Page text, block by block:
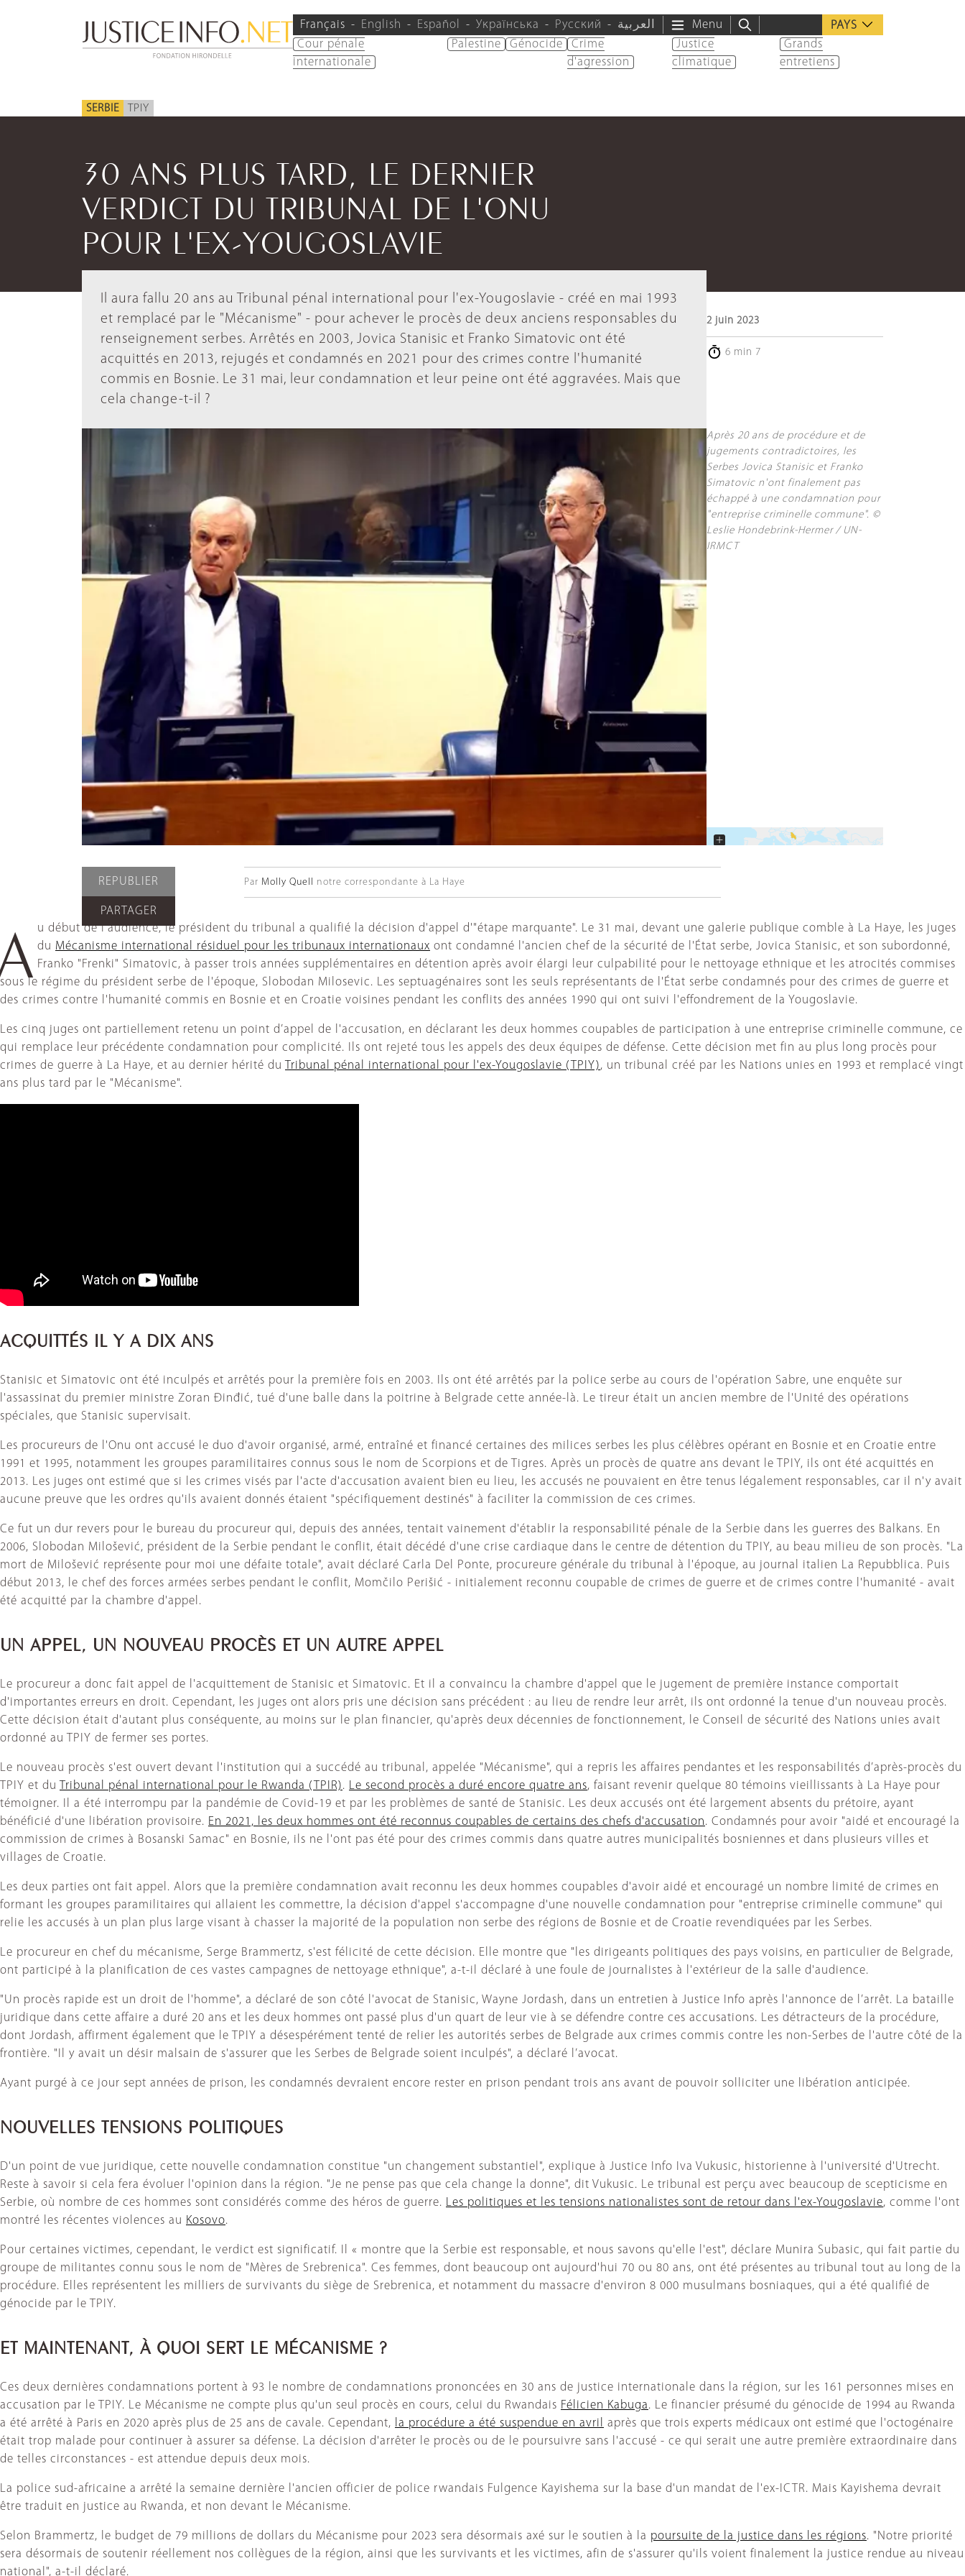
Français English Español Українська Русский العربية Menu
PAYS
Cour pénale
internationale
Palestine Génocide
Crime
d'agression
Justice
climatique
Grands
entretiens
SERBIE TPIY
30 ANS PLUS TARD, LE DERNIER
VERDICT DU TRIBUNAL DE L'ONU
POUR L'EX-YOUGOSLAVIE
Il aura fallu 20 ans au Tribunal pénal international pour l'ex-Yougoslavie - créé en mai 1993
et remplacé par le "Mécanisme" - pour achever le procès de deux anciens responsables du
renseignement serbes. Arrêtés en 2003, Jovica Stanisic et Franko Simatovic ont été
acquittés en 2013, rejugés et condamnés en 2021 pour des crimes contre l'humanité
commis en Bosnie. Le 31 mai, leur condamnation et leur peine ont été aggravées. Mais que
cela change-t-il ?
2 juin 2023
6 min 7
Après 20 ans de procédure et de
jugements contradictoires, les
Serbes Jovica Stanisic et Franko
Simatovic n'ont finalement pas
échappé à une condamnation pour
"entreprise criminelle commune". ©
Leslie Hondebrink-Hermer / UN-
IRMCT
+
REPUBLIER
PARTAGER
Par Molly Quell notre correspondante à La Haye
u début de l'audience, le président du tribunal a qualifié la décision d'appel d'"étape marquante". Le 31 mai, devant une galerie publique comble à La Haye, les juges
du Mécanisme international résiduel pour les tribunaux internationaux ont condamné l'ancien chef de la sécurité de l'État serbe, Jovica Stanisic, et son subordonné,
Franko "Frenki" Simatovic, à passer trois années supplémentaires en détention après avoir élargi leur culpabilité pour le nettoyage ethnique et les atrocités commises
sous le régime du président serbe de l'époque, Slobodan Milosevic. Les septuagénaires sont les seuls représentants de l'État serbe condamnés pour des crimes de guerre et
des crimes contre l'humanité commis en Bosnie et en Croatie voisines pendant les conflits des années 1990 qui ont suivi l'effondrement de la Yougoslavie.
Les cinq juges ont partiellement retenu un point d’appel de l'accusation, en déclarant les deux hommes coupables de participation à une entreprise criminelle commune, ce
qui remplace leur précédente condamnation pour complicité. Ils ont rejeté tous les appels des deux équipes de défense. Cette décision met fin au plus long procès pour
crimes de guerre à La Haye, et au dernier hérité du
Tribunal pénal international pour l'ex-Yougoslavie (TPIY), un tribunal créé par les Nations unies en 1993 et remplacé vingt
ans plus tard par le "Mécanisme".
ACQUITTÉS IL Y A DIX ANS
Stanisic et Simatovic ont été inculpés et arrêtés pour la première fois en 2003. Ils ont été arrêtés par la police serbe au cours de l'opération Sabre, une enquête sur
l'assassinat du premier ministre Zoran Đinđić, tué d'une balle dans la poitrine à Belgrade cette année-là. Le tireur était un ancien membre de l'Unité des opérations
spéciales, que Stanisic supervisait.
Les procureurs de l'Onu ont accusé le duo d'avoir organisé, armé, entraîné et financé certaines des milices serbes les plus célèbres opérant en Bosnie et en Croatie entre
1991 et 1995, notamment les groupes paramilitaires connus sous le nom de Scorpions et de Tigres. Après un procès de quatre ans devant le TPIY, ils ont été acquittés en
2013. Les juges ont estimé que si les crimes visés par l'acte d'accusation avaient bien eu lieu, les accusés ne pouvaient en être tenus légalement responsables, car il n'y avait
aucune preuve que les ordres qu'ils avaient donnés étaient "spécifiquement destinés" à faciliter la commission de ces crimes.
Ce fut un dur revers pour le bureau du procureur qui, depuis des années, tentait vainement d'établir la responsabilité pénale de la Serbie dans les guerres des Balkans. En
2006, Slobodan Milošević, président de la Serbie pendant le conflit, était décédé d'une crise cardiaque dans le centre de détention du TPIY, au beau milieu de son procès. "La
mort de Milošević représente pour moi une défaite totale", avait déclaré Carla Del Ponte, procureure générale du tribunal à l'époque, au journal italien La Repubblica. Puis
début 2013, le chef des forces armées serbes pendant le conflit, Momčilo Perišić - initialement reconnu coupable de crimes de guerre et de crimes contre l'humanité - avait
été acquitté par la chambre d'appel.
UN APPEL, UN NOUVEAU PROCÈS ET UN AUTRE APPEL
Le procureur a donc fait appel de l'acquittement de Stanisic et Simatovic. Et il a convaincu la chambre d'appel que le jugement de première instance comportait
d'importantes erreurs en droit. Cependant, les juges ont alors pris une décision sans précédent : au lieu de rendre leur arrêt, ils ont ordonné la tenue d'un nouveau procès.
Cette décision était d'autant plus conséquente, au moins sur le plan financier, qu'après deux décennies de fonctionnement, le Conseil de sécurité des Nations unies avait
ordonné au TPIY de fermer ses portes.
Le nouveau procès s'est ouvert devant l'institution qui a succédé au tribunal, appelée "Mécanisme", qui a repris les affaires pendantes et les responsabilités d’après-procès du
TPIY et du
Tribunal pénal international pour le Rwanda (TPIR). Le second procès a duré encore quatre ans, faisant revenir quelque 80 témoins vieillissants à La Haye pour
témoigner. Il a été interrompu par la pandémie de Covid-19 et par les problèmes de santé de Stanisic. Les deux accusés ont été largement absents du prétoire, ayant
bénéficié d'une libération provisoire. En 2021, les deux hommes ont été reconnus coupables de certains des chefs d'accusation. Condamnés pour avoir "aidé et encouragé la
commission de crimes à Bosanski Samac" en Bosnie, ils ne l'ont pas été pour des crimes commis dans quatre autres municipalités bosniennes et dans plusieurs villes et
villages de Croatie.
Les deux parties ont fait appel. Alors que la première condamnation avait reconnu les deux hommes coupables d'avoir aidé et encouragé un nombre limité de crimes en
formant les groupes paramilitaires qui allaient les commettre, la décision d'appel s'accompagne d'une nouvelle condamnation pour "entreprise criminelle commune" qui
relie les accusés à un plan plus large visant à chasser la majorité de la population non serbe des régions de Bosnie et de Croatie revendiquées par les Serbes.
Le procureur en chef du mécanisme, Serge Brammertz, s'est félicité de cette décision. Elle montre que "les dirigeants politiques des pays voisins, en particulier de Belgrade,
ont participé à la planification de ces vastes campagnes de nettoyage ethnique", a-t-il déclaré à une foule de journalistes à l'extérieur de la salle d'audience.
"Un procès rapide est un droit de l'homme", a déclaré de son côté l'avocat de Stanisic, Wayne Jordash, dans un entretien à Justice Info après l'annonce de l’arrêt. La bataille
juridique dans cette affaire a duré 20 ans et les deux hommes ont passé plus d'un quart de leur vie à se défendre contre ces accusations. Les détracteurs de la procédure,
dont Jordash, affirment également que le TPIY a désespérément tenté de relier les autorités serbes de Belgrade aux crimes commis contre les non-Serbes de l'autre côté de la
frontière. "Il y avait un désir malsain de s'assurer que les Serbes de Belgrade soient inculpés", a déclaré l’avocat.
Ayant purgé à ce jour sept années de prison, les condamnés devraient encore rester en prison pendant trois ans avant de pouvoir solliciter une libération anticipée.
NOUVELLES TENSIONS POLITIQUES
D'un point de vue juridique, cette nouvelle condamnation constitue "un changement substantiel", explique à Justice Info Iva Vukusic, historienne à l'université d'Utrecht.
Reste à savoir si cela fera évoluer l'opinion dans la région. "Je ne pense pas que cela change la donne", dit Vukusic. Le tribunal est perçu avec beaucoup de scepticisme en
Serbie, où nombre de ces hommes sont considérés comme des héros de guerre. Les politiques et les tensions nationalistes sont de retour dans l'ex-Yougoslavie, comme l'ont
montré les récentes violences au Kosovo.
Pour certaines victimes, cependant, le verdict est significatif. Il « montre que la Serbie est responsable, et nous savons qu'elle l'est", déclare Munira Subasic, qui fait partie du
groupe de militantes connu sous le nom de "Mères de Srebrenica". Ces femmes, dont beaucoup ont aujourd'hui 70 ou 80 ans, ont été présentes au tribunal tout au long de la
procédure. Elles représentent les milliers de survivants du siège de Srebrenica, et notamment du massacre d'environ 8 000 musulmans bosniaques, qui a été qualifié de
génocide par le TPIY.
ET MAINTENANT, À QUOI SERT LE MÉCANISME ?
Ces deux dernières condamnations portent à 93 le nombre de condamnations prononcées en 30 ans de justice internationale dans la région, sur les 161 personnes mises en
accusation par le TPIY. Le Mécanisme ne compte plus qu'un seul procès en cours, celui du Rwandais Félicien Kabuga. Le financier présumé du génocide de 1994 au Rwanda
a été arrêté à Paris en 2020 après plus de 25 ans de cavale. Cependant,
la procédure a été suspendue en avril
après que trois experts médicaux ont estimé que l'octogénaire
était trop malade pour continuer à assurer sa défense. La décision d'arrêter le procès ou de le poursuivre sans l'accusé - ce qui serait une autre première extraordinaire dans
de telles circonstances - est attendue depuis deux mois.
La police sud-africaine a arrêté la semaine dernière l'ancien officier de police rwandais Fulgence Kayishema sur la base d'un mandat de l'ex-ICTR. Mais Kayishema devrait
être traduit en justice au Rwanda, et non devant le Mécanisme.
Selon Brammertz, le budget de 79 millions de dollars du Mécanisme pour 2023 sera désormais axé sur le soutien à la poursuite de la justice dans les régions. "Notre priorité
sera désormais de soutenir réellement nos collègues de la région, ainsi que les survivants et les victimes, afin de s'assurer qu'ils voient finalement la justice rendue au niveau
national", a-t-il déclaré.